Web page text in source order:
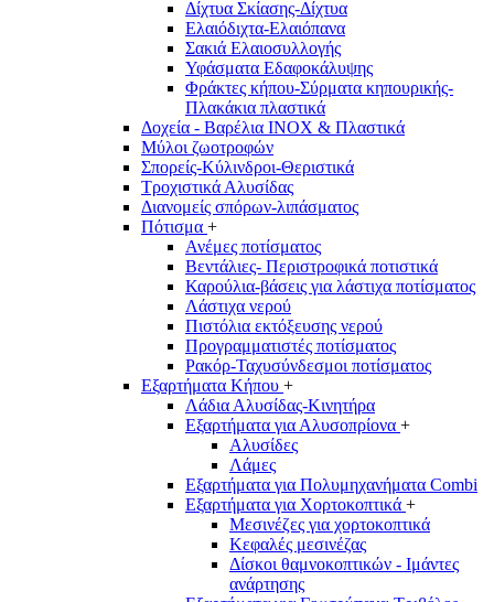
Δίχτυα Σκίασης-Δίχτυα
Ελαιόδιχτα-Ελαιόπανα
Σακιά Ελαιοσυλλογής
Υφάσματα Εδαφοκάλυψης
Φράκτες κήπου-Σύρματα κηπουρικής-
Πλακάκια πλαστικά
Δοχεία - Βαρέλια INOX & Πλαστικά
Μύλοι ζωοτροφών
Σπορείς-Κύλινδροι-Θεριστικά
Τροχιστικά Αλυσίδας
Διανομείς σπόρων-λιπάσματος
Πότισμα +
Ανέμες ποτίσματος
Βεντάλιες- Περιστροφικά ποτιστικά
Καρούλια-βάσεις για λάστιχα ποτίσματος
Λάστιχα νερού
Πιστόλια εκτόξευσης νερού
Προγραμματιστές ποτίσματος
Ρακόρ-Ταχυσύνδεσμοι ποτίσματος
Εξαρτήματα Κήπου +
Λάδια Αλυσίδας-Κινητήρα
Εξαρτήματα για Αλυσοπρίονα +
Αλυσίδες
Λάμες
Εξαρτήματα για Πολυμηχανήματα Combi
Εξαρτήματα για Χορτοκοπτικά +
Μεσινέζες για χορτοκοπτικά
Κεφαλές μεσινέζας
Δίσκοι θαμνοκοπτικών - Ιμάντες
ανάρτησης